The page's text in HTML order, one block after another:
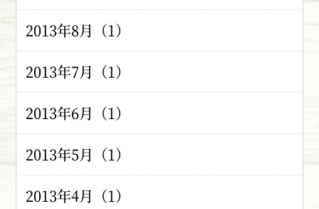
2013年8月（1）
2013年7月（1）
2013年6月（1）
2013年5月（1）
2013年4月（1）